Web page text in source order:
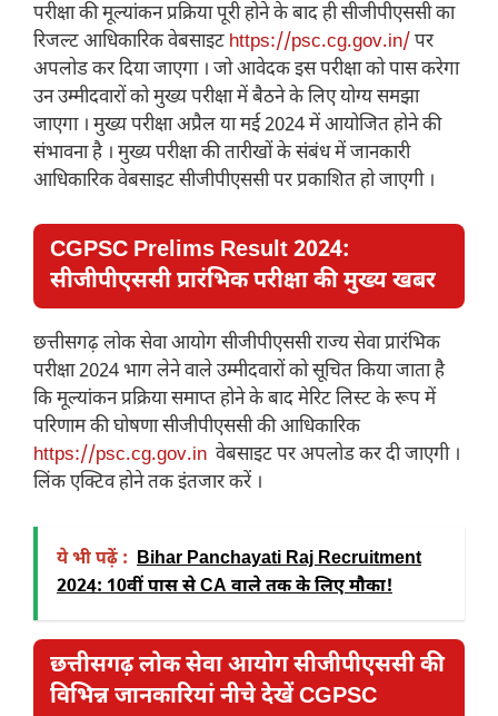
परीक्षा की मूल्यांकन प्रक्रिया पूरी होने के बाद ही सीजीपीएससी का
रिजल्ट आधिकारिक वेबसाइट https://psc.cg.gov.in/ पर
अपलोड कर दिया जाएगा । जो आवेदक इस परीक्षा को पास करेगा
उन उम्मीदवारों को मुख्य परीक्षा में बैठने के लिए योग्य समझा
जाएगा । मुख्य परीक्षा अप्रैल या मई 2024 में आयोजित होने की
संभावना है । मुख्य परीक्षा की तारीखों के संबंध में जानकारी
आधिकारिक वेबसाइट सीजीपीएससी पर प्रकाशित हो जाएगी ।
CGPSC Prelims Result 2024:
सीजीपीएससी प्रारंभिक परीक्षा की मुख्य खबर
छत्तीसगढ़ लोक सेवा आयोग सीजीपीएससी राज्य सेवा प्रारंभिक
परीक्षा 2024 भाग लेने वाले उम्मीदवारों को सूचित किया जाता है
कि मूल्यांकन प्रक्रिया समाप्त होने के बाद मेरिट लिस्ट के रूप में
परिणाम की घोषणा सीजीपीएससी की आधिकारिक
https://psc.cg.gov.in वेबसाइट पर अपलोड कर दी जाएगी ।
लिंक एक्टिव होने तक इंतजार करें ।
ये भी पढ़ें : Bihar Panchayati Raj Recruitment
2024: 10वीं पास से CA वाले तक के लिए मौका!
छत्तीसगढ़ लोक सेवा आयोग सीजीपीएससी की
विभिन्न जानकारियां नीचे देखें CGPSC